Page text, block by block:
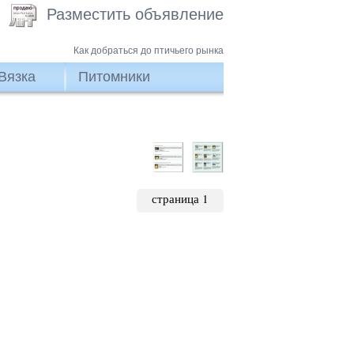
Разместить объявление
Как добраться до птичьего рынка
Питомники
страница 1